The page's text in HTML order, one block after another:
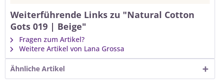
Weiterführende Links zu "Natural Cotton
Gots 019 | Beige"
Fragen zum Artikel?
Weitere Artikel von Lana Grossa
Ähnliche Artikel